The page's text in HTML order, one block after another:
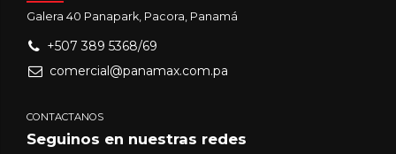
Galera 40 Panapark, Pacora, Panamá
+507 389 5368/69
comercial@panamax.com.pa
CONTACTANOS
Seguinos en nuestras redes